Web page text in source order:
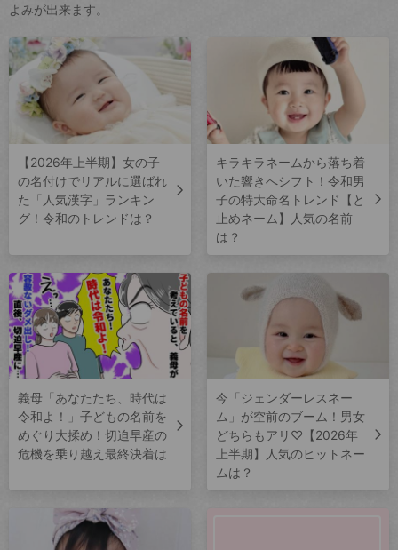
よみが出来ます。
【2026年上半期】女の子
の名付けでリアルに選ばれ
た「人気漢字」ランキン
グ！令和のトレンドは？
キラキラネームから落ち着
いた響きへシフト！令和男
子の特大命名トレンド【と
止めネーム】人気の名前
は？
義母「あなたたち、時代は
令和よ！」子どもの名前を
めぐり大揉め！切迫早産の
危機を乗り越え最終決着は
今「ジェンダーレスネー
ム」が空前のブーム！男女
どちらもアリ♡【2026年
上半期】人気のヒットネー
ムは？